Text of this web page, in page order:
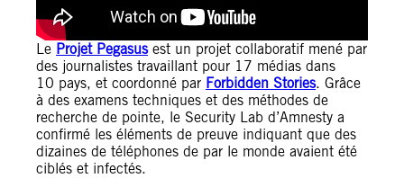
Le Projet Pegasusest un projet collaboratif mené par
des journalistes travaillant pour 17 médias dans
10 pays, et coordonné par Forbidden Stories. Grâce
à des examens techniques et des méthodes de
recherche de pointe, le Security Lab d’Amnesty a
confirmé les éléments de preuve indiquant que des
dizaines de téléphones de par le monde avaient été
ciblés et infectés.